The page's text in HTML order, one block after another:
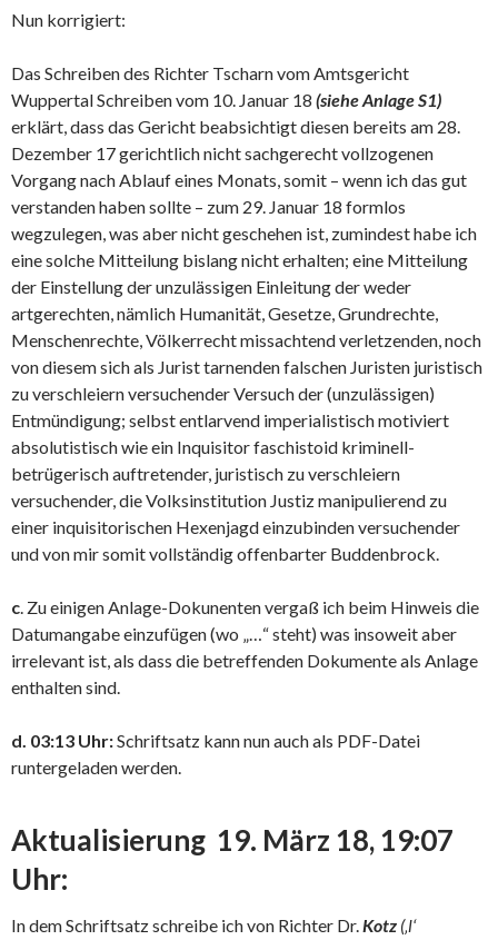
Nun korrigiert:
Das Schreiben des Richter Tscharn vom Amtsgericht
Wuppertal Schreiben vom 10. Januar 18 (siehe Anlage S1)
erklärt, dass das Gericht beabsichtigt diesen bereits am 28.
Dezember 17 gerichtlich nicht sachgerecht vollzogenen
Vorgang nach Ablauf eines Monats, somit – wenn ich das gut
verstanden haben sollte – zum 29. Januar 18 formlos
wegzulegen, was aber nicht geschehen ist, zumindest habe ich
eine solche Mitteilung bislang nicht erhalten; eine Mitteilung
der Einstellung der unzulässigen Einleitung der weder
artgerechten, nämlich Humanität, Gesetze, Grundrechte,
Menschenrechte, Völkerrecht missachtend verletzenden, noch
von diesem sich als Jurist tarnenden falschen Juristen juristisch
zu verschleiern versuchender Versuch der (unzulässigen)
Entmündigung; selbst entlarvend imperialistisch motiviert
absolutistisch wie ein Inquisitor faschistoid kriminell-
betrügerisch auftretender, juristisch zu verschleiern
versuchender, die Volksinstitution Justiz manipulierend zu
einer inquisitorischen Hexenjagd einzubinden versuchender
und von mir somit vollständig offenbarter Buddenbrock.
c. Zu einigen Anlage-Dokunenten vergaß ich beim Hinweis die
Datumangabe einzufügen (wo „…“ steht) was insoweit aber
irrelevant ist, als dass die betreffenden Dokumente als Anlage
enthalten sind.
d. 03:13 Uhr:Schriftsatz kann nun auch als PDF-Datei
runtergeladen werden.
Aktualisierung 19. März 18, 19:07
Uhr:
In dem Schriftsatz schreibe ich von Richter Dr.Kotz (‚l‘